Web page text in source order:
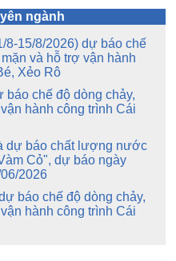
ngành
8-15/8/2026) dự báo chế
và hỗ trợ vận hành
Xẻo Rô
báo chế độ dòng chảy,
hành công trình Cái
dự báo chất lượng nước
Cỏ", dự báo ngày
2026
báo chế độ dòng chảy,
hành công trình Cái